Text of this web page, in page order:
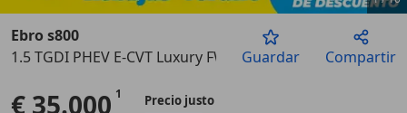
Anterior
Ebro s800
1.5 TGDI PHEV E-CVT Luxury FWD
Guardar Compartir
€ 35.000 Precio justo